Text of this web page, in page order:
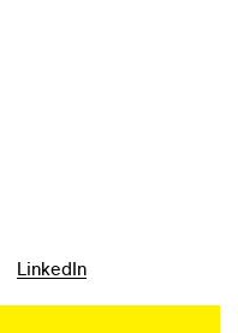
LinkedIn